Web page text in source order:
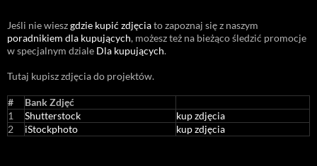
Jeśli nie wieszgdzie kupić zdjęciato zapoznaj się z naszym
poradnikiem dla kupujących, możesz też na bieżąco śledzić promocje
w specjalnym dziale Dla kupujących.
Tutaj kupisz zdjęcia do projektów.
#
Bank Zdjęć
1
Shutterstock
kup zdjęcia
2
iStockphoto kup zdjęcia